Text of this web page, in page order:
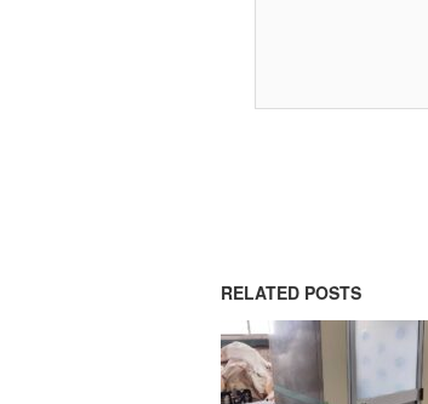
RELATED POSTS